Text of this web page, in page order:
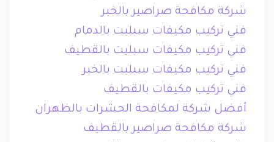
شركة مكافحة صراصير بالخبر
فني تركيب مكيفات سبليت بالدمام
فني تركيب مكيفات سبليت بالقطيف
فني تركيب مكيفات سبليت بالخبر
فني تركيب مكيفات بالقطيف
أفضل شركة لمكافحة الحشرات بالظهران
شركة مكافحة صراصير بالقطيف